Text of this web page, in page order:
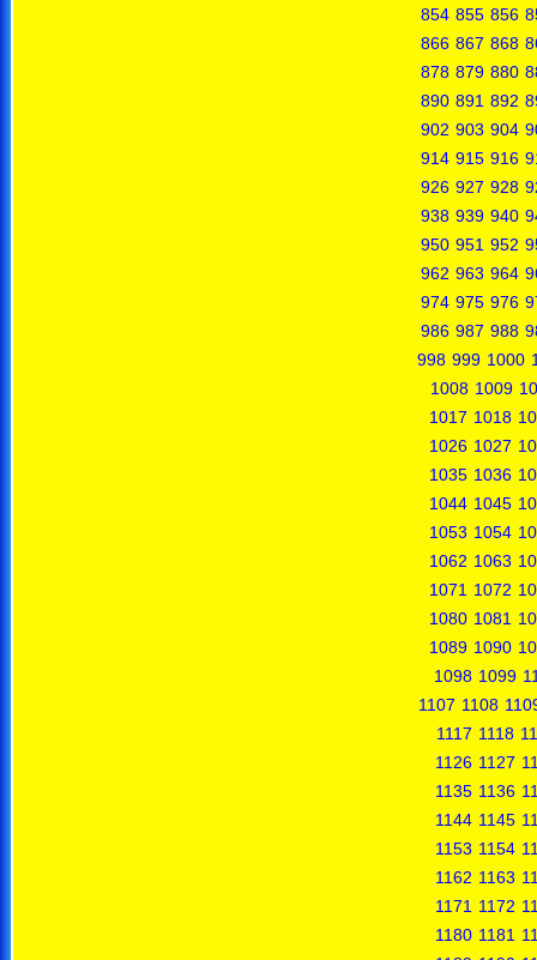
854 855 856
866 867 868
878 879 880
890 891 892
902 903 904
914 915 916
926 927 928
938 939 940
950 951 952
962 963 964
974 975 976
986 987 988
998 999 1000
1008 1009
1017 1018
1026 1027
1035 1036
1044 1045
1053 1054
1062 1063
1071 1072
1080 1081
1089 1090
1098 1099
1107 1108
1117 1118
1126 1127
1135 1136
1144 1145
1153 1154
1162 1163
1171 1172
1180 1181